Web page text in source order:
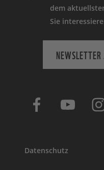
dem
Sie
Datenschutz